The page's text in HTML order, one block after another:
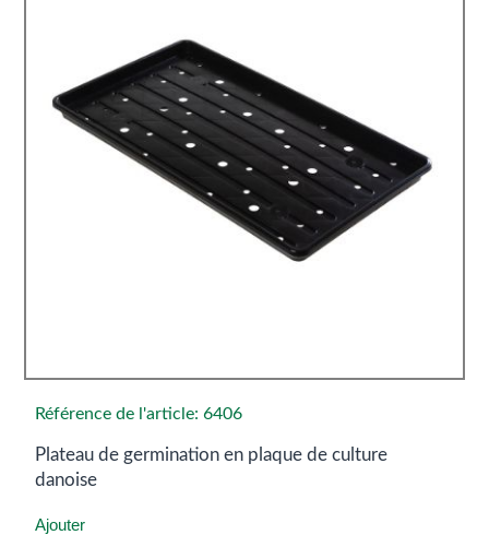
Référence de l'article: 6406
Plateau de germination en plaque de culture
danoise
Ajouter